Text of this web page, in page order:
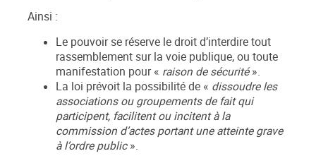
Ainsi :
Le pouvoir se réserve le droit d’interdire tout
rassemblement sur la voie publique, ou toute
manifestation pour « raison de sécurité».
La loi prévoit la possibilité de « dissoudre les
associations ou groupements de fait qui
participent, facilitent ou incitent à la
commission d’actes portant une atteinte grave
à l’ordre public».